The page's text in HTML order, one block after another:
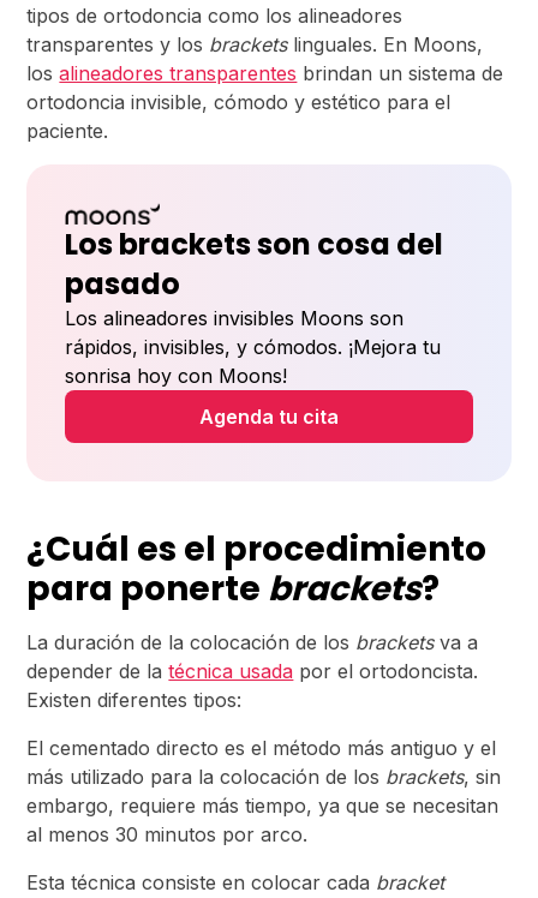
tipos de ortodoncia como los alineadores
transparentes y los bracketslinguales. En Moons,
losalineadores transparentes brindan un sistema de
ortodoncia invisible, cómodo y estético para el
paciente.
Los brackets son cosa del
pasado
Los alineadores invisibles Moons son
rápidos, invisibles, y cómodos. ¡Mejora tu
sonrisa hoy con Moons!
Agenda tu cita
¿Cuál es el procedimiento
para ponerte brackets?
La duración de la colocación de los bracketsva a
depender de latécnica usada por el ortodoncista.
Existen diferentes tipos:
El cementado directo es el método más antiguo y el
más utilizado para la colocación de los brackets, sin
embargo, requiere más tiempo, ya que se necesitan
al menos 30 minutos por arco.
Esta técnica consiste en colocar cada bracket